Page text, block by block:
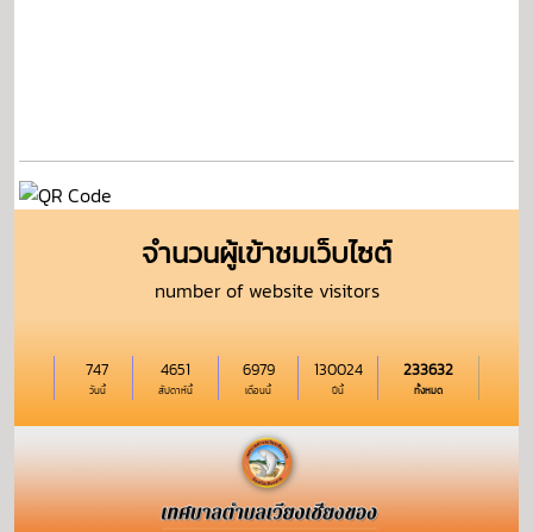
จำนวนผู้เข้าชมเว็บไซต์
number of website visitors
วันนี้
747
สัปดาห์นี้
4651
เดือนนี้
6979
ปีนี้
130024
ทั้งหมด
233632